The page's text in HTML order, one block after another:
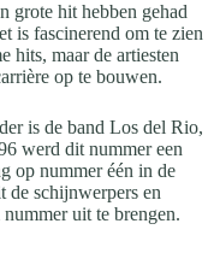
grote hit hebben gehad
is fascinerend om te zien
hits, maar de artiesten
op te bouwen.
is de band Los del Rio,
werd dit nummer een
op nummer één in de
de schijnwerpers en
uit te brengen.